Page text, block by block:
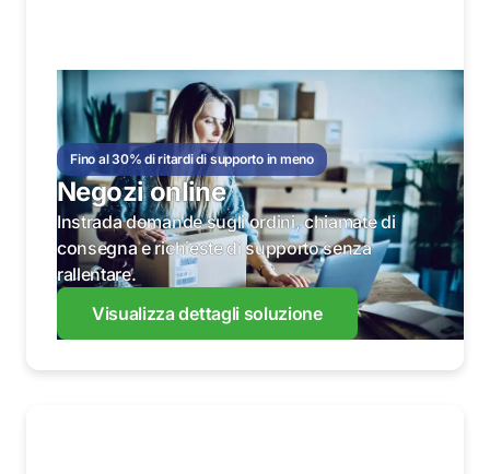
Fino al 30% di ritardi di supporto in meno
Negozi online
Instrada domande sugli ordini, chiamate di
consegna e richieste di supporto senza
rallentare.
Visualizza dettagli soluzione